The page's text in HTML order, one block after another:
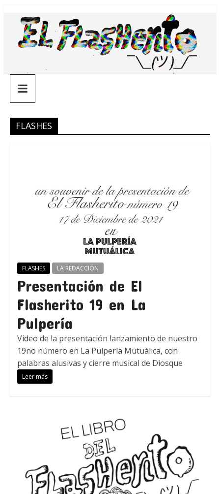
contenido
¯\_(ツ)_/
¯
FLASHES
FLASHES LA REDACCIÓN
Presentación de El
Flasherito 19 en La
Pulpería
Video de la presentación lanzamiento de nuestro
19no número en La Pulpería Mutuálica, con
palabras alusivas y cierre musical de Diosque
Leer más